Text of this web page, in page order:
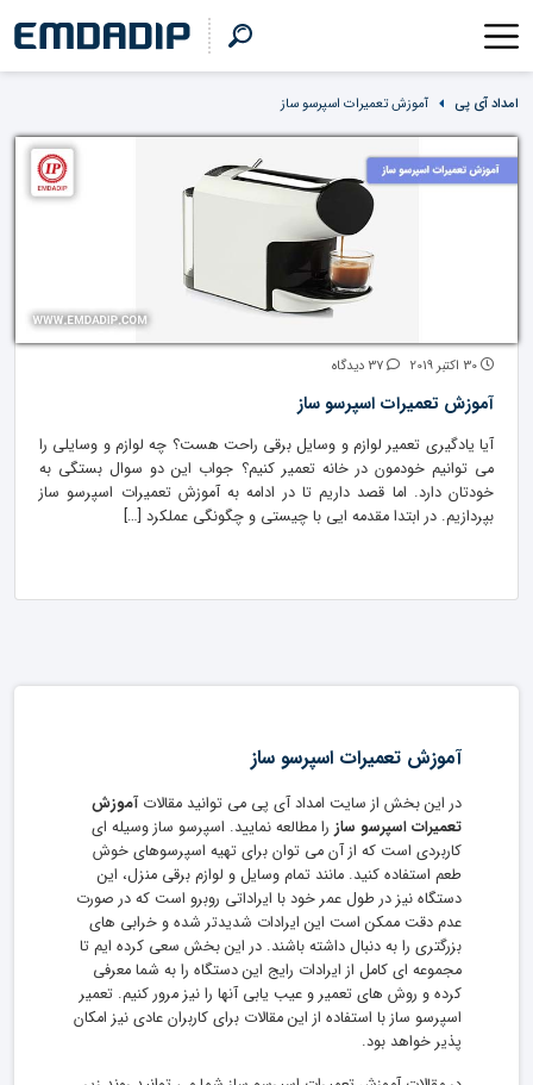
امداد آی پی آموزش تعمیرات اسپرسو ساز
آموزش تعمیرات اسپرسو ساز
آیا یادگیری تعمیر لوازم و وسایل برقی راحت هست؟ چه لوازم و وسایلی را
می توانیم خودمون در خانه تعمیر کنیم؟ جواب این دو سوال بستگی به
خودتان دارد. اما قصد داریم تا در ادامه به آموزش تعمیرات اسپرسو ساز
بپردازیم. در ابتدا مقدمه ایی با چیستی و چگونگی عملکرد […]
آموزش تعمیرات اسپرسو ساز
در این بخش از سایت امداد آی پی می توانید مقالاتآموزش
تعمیرات اسپرسو ساز را مطالعه نمایید. اسپرسو ساز وسیله ای
کاربردی است که از آن می توان برای تهیه اسپرسوهای خوش
طعم استفاده کنید. مانند تمام وسایل و لوازم برقی منزل، این
دستگاه نیز در طول عمر خود با ایراداتی روبرو است که در صورت
عدم دقت ممکن است این ایرادات شدیدتر شده و خرابی های
بزرگتری را به دنبال داشته باشند. در این بخش سعی کرده ایم تا
مجموعه ای کامل از ایرادات رایج این دستگاه را به شما معرفی
کرده و روش های تعمیر و عیب یابی آنها را نیز مرور کنیم. تعمیر
اسپرسو ساز با استفاده از این مقالات برای کاربران عادی نیز امکان
پذیر خواهد بود.